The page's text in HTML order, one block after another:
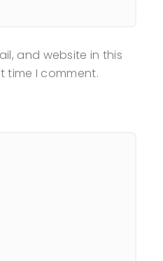
and website in this
time I comment.